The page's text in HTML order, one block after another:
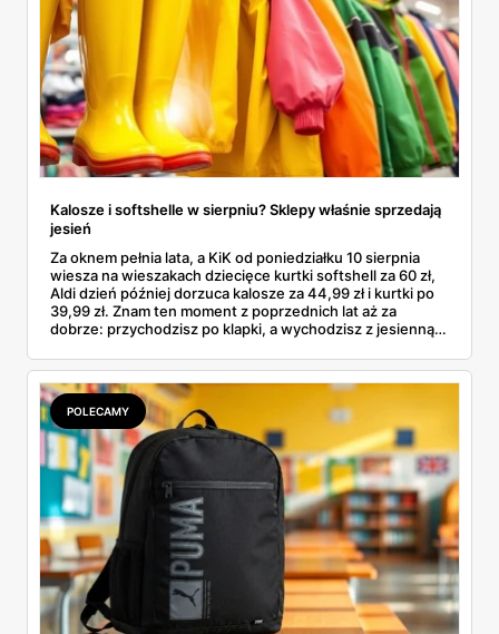
Kalosze i softshelle w sierpniu? Sklepy właśnie sprzedają
jesień
Za oknem pełnia lata, a KiK od poniedziałku 10 sierpnia
wiesza na wieszakach dziecięce kurtki softshell za 60 zł,
Aldi dzień później dorzuca kalosze za 44,99 zł i kurtki po
39,99 zł. Znam ten moment z poprzednich lat aż za
dobrze: przychodzisz po klapki, a wychodzisz z jesienną
pojawi się w gazetkach w przyszłym tygodniu i czy jest
sens kupować jesień, zanim skończą się wakacje.
POLECAMY